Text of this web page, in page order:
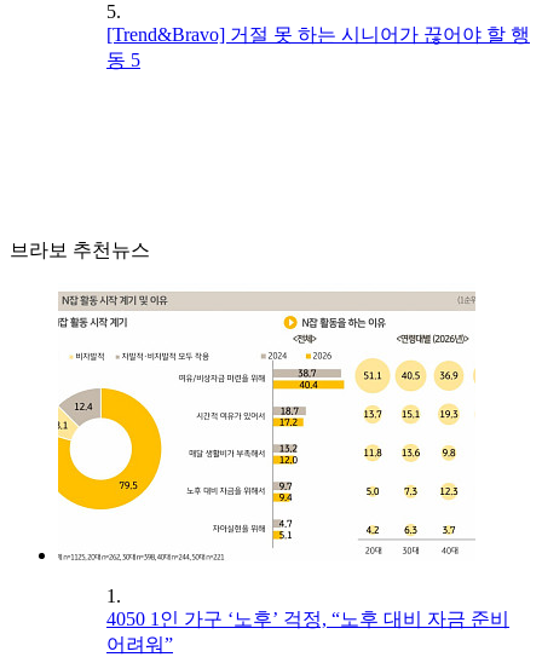
5.
[Trend&Bravo] 거절 못 하는 시니어가 끊어야 할 행
동 5
브라보 추천뉴스
1.
4050 1인 가구 ‘노후’ 걱정, “노후 대비 자금 준비
어려워”